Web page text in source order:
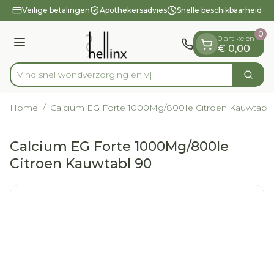
Ga naar de inhoud
1 van 1
Veilige betalingen Apothekersadvies Snelle beschikbaarheid
Menu
Product, merk, categorie...
Vind snel wondverzor Zoek
0 artikelen
€ 0,00
0
Home / Calcium EG Forte 1000Mg/800Ie Citroen Kauwtabl
Calcium EG Forte 1000Mg/800Ie
Citroen Kauwtabl 90